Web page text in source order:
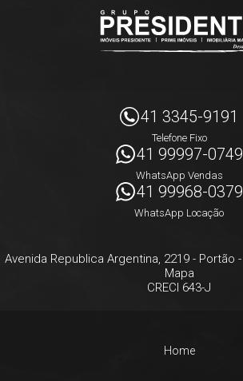
41 3345-9191
Telefone Fixo
41 99997-0749
WhatsApp Vendas
41 99968-0379
WhatsApp Locação
Avenida Republica Argentina, 2219- Portão -
Mapa
CRECI 643-J
Home